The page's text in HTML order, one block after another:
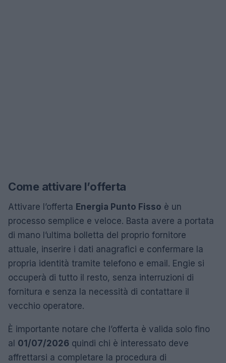
Come attivare l’offerta
Attivare l’offerta Energia Punto Fisso è un
processo semplice e veloce. Basta avere a portata
di mano l’ultima bolletta del proprio fornitore
attuale, inserire i dati anagrafici e confermare la
propria identità tramite telefono e email. Engie si
occuperà di tutto il resto, senza interruzioni di
fornitura e senza la necessità di contattare il
vecchio operatore.
È importante notare che l’offerta è valida solo fino
al 01/07/2026 quindi chi è interessato deve
affrettarsi a completare la procedura di